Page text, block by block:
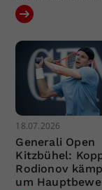
18.07.2026
Generali Open
Kitzbühel:
Rodionov
um